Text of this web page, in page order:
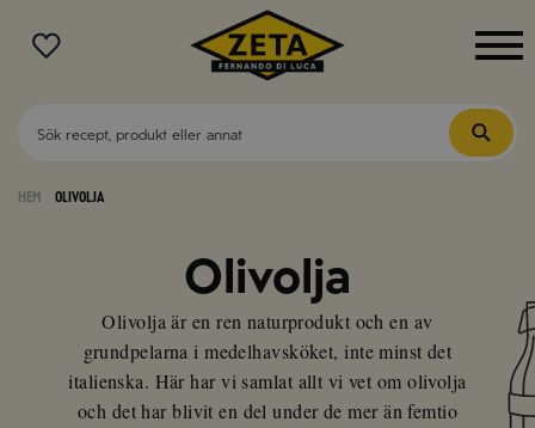
MENY
Hem Olivolja
Olivolja
Olivolja är en ren naturprodukt och en av
grundpelarna i medelhavsköket, inte minst det
italienska. Här har vi samlat allt vi vet om olivolja
och det har blivit en del under de mer än femtio